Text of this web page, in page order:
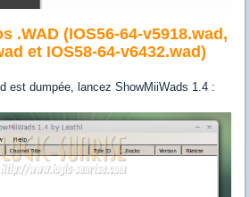
.WAD (IOS56-64-v5918.wad,
et IOS58-64-v6432.wad)
est dumpée, lancez ShowMiiWads 1.4 :